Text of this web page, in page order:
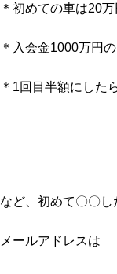
＊初めての車は20
＊入会金1000万円
＊1回目半額にした
など、初めて〇〇し
メールアドレスは